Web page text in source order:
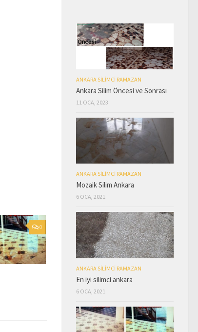
0
ANKARA SILIMCI RAMAZAN
Ankara Silim Öncesi ve Sonrası
11 OCA, 2023
ANKARA SILIMCI RAMAZAN
Mozaik Silim Ankara
6 OCA, 2021
ANKARA SILIMCI RAMAZAN
En iyi silimci ankara
6 OCA, 2021